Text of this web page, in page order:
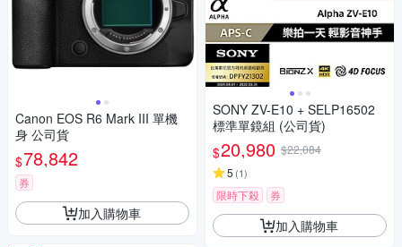
Canon EOS R6 Mark III 單機
身 公司貨
$78,842
券
加入購物車
SONY ZV-E10 + SELP16502
標準單鏡組 (公司貨)
$20,980 $22,084
5 (1)
限時下殺 券
加入購物車